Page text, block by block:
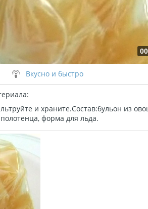
Вкусно и быстро
:
и храните.Состав:бульон из
форма для льда.